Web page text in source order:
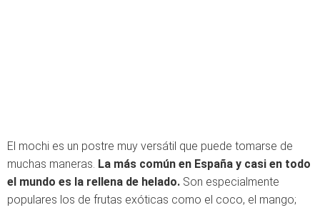
El mochi es un postre muy versátil que puede tomarse de
muchas maneras. La más común en España y casi en todo
el mundo es la rellena de helado. Son especialmente
populares los de frutas exóticas como el coco, el mango;